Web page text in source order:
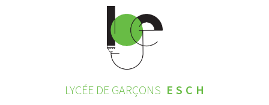
LYCÉE DE GARÇONS ESCH